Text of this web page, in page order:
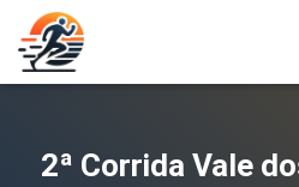
2ª Corrida Vale